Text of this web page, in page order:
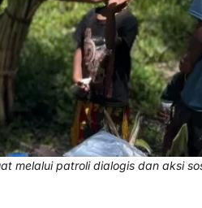
melalui patroli dialogis dan aksi